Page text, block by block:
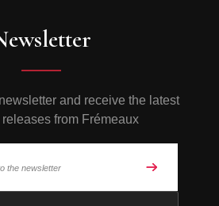
and receive the latest
from Frémeaux